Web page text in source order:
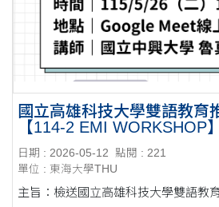
國立高雄科技大學雙語教育
【114-2 EMI WORKSHOP
坊
日期 : 2026-05-12
點閱 : 221
單位 : 東海大學THU
主旨：檢送國立高雄科技大學雙語教